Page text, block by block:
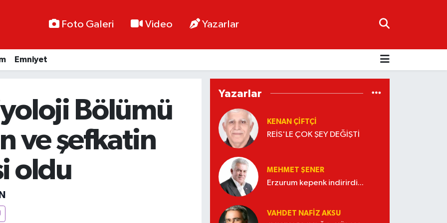
Foto Galeri Video Yazarlar
Emniyet
Bölümü
ve şefkatin
oldu
Yazarlar
KENAN ÇİFTÇİ
REİS'LE ÇOK ŞEY DEĞİŞTİ
MEHMET ŞENER
Erzurum kepenk indirirdi...
VAHDET NAFIZ AKSU